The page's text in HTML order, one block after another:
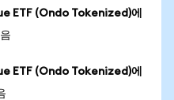
ETF (Ondo Tokenized)에
ETF (Ondo Tokenized)에